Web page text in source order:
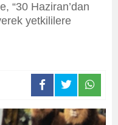
“30 Haziran’dan
yetkililere